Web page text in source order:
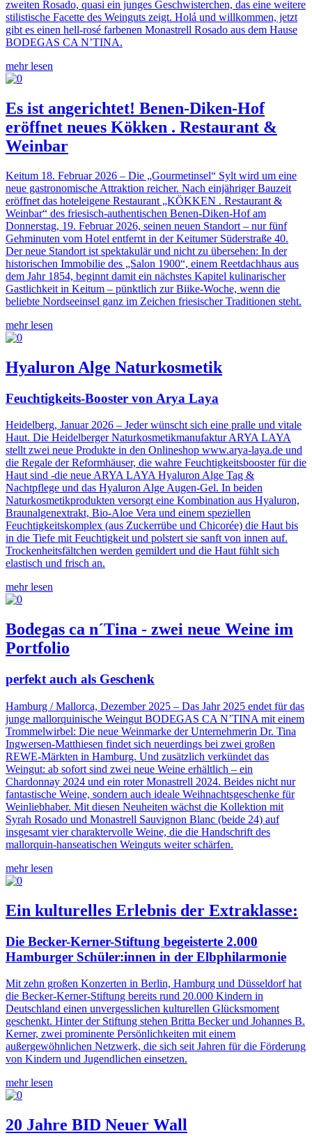
zweiten Rosado, quasi ein junges Geschwisterchen, das eine weitere
stilistische Facette des Weinguts zeigt. Holá und willkommen, jetzt
gibt es einen hell-rosé farbenen Monastrell Rosado aus dem Hause
BODEGAS CA N’TINA.
mehr lesen
Es ist angerichtet! Benen-Diken-Hof
eröffnet neues Kökken . Restaurant &
Weinbar
Keitum 18. Februar 2026 – Die „Gourmetinsel“ Sylt wird um eine
neue gastronomische Attraktion reicher. Nach einjähriger Bauzeit
eröffnet das hoteleigene Restaurant „KÖKKEN . Restaurant &
Weinbar“ des friesisch-authentischen Benen-Diken-Hof am
Donnerstag, 19. Februar 2026, seinen neuen Standort – nur fünf
Gehminuten vom Hotel entfernt in der Keitumer Süderstraße 40.
Der neue Standort ist spektakulär und nicht zu übersehen: In der
historischen Immobilie des „Salon 1900“, einem Reetdachhaus aus
dem Jahr 1854, beginnt damit ein nächstes Kapitel kulinarischer
Gastlichkeit in Keitum – pünktlich zur Biike-Woche, wenn die
beliebte Nordseeinsel ganz im Zeichen friesischer Traditionen steht.
mehr lesen
Hyaluron Alge Naturkosmetik
Feuchtigkeits-Booster von Arya Laya
Heidelberg, Januar 2026 – Jeder wünscht sich eine pralle und vitale
Haut. Die Heidelberger Naturkosmetikmanufaktur ARYA LAYA
stellt zwei neue Produkte in den Onlineshop www.arya-laya.de und
die Regale der Reformhäuser, die wahre Feuchtigkeitsbooster für die
Haut sind -die neue ARYA LAYA Hyaluron Alge Tag &
Nachtpflege und das Hyaluron Alge Augen-Gel. In beiden
Naturkosmetikprodukten versorgt eine Kombination aus Hyaluron,
Braunalgenextrakt, Bio-Aloe Vera und einem speziellen
Feuchtigkeitskomplex (aus Zuckerrübe und Chicorée) die Haut bis
in die Tiefe mit Feuchtigkeit und polstert sie sanft von innen auf.
Trockenheitsfältchen werden gemildert und die Haut fühlt sich
elastisch und frisch an.
mehr lesen
Bodegas ca n´Tina - zwei neue Weine im
Portfolio
perfekt auch als Geschenk
Hamburg / Mallorca, Dezember 2025 – Das Jahr 2025 endet für das
junge mallorquinische Weingut BODEGAS CA N’TINA mit einem
Trommelwirbel: Die neue Weinmarke der Unternehmerin Dr. Tina
Ingwersen-Matthiesen findet sich neuerdings bei zwei großen
REWE-Märkten in Hamburg. Und zusätzlich verkündet das
Weingut: ab sofort sind zwei neue Weine erhältlich – ein
Chardonnay 2024 und ein roter Monastrell 2024. Beides nicht nur
fantastische Weine, sondern auch ideale Weihnachtsgeschenke für
Weinliebhaber. Mit diesen Neuheiten wächst die Kollektion mit
Syrah Rosado und Monastrell Sauvignon Blanc (beide 24) auf
insgesamt vier charaktervolle Weine, die die Handschrift des
mallorquin-hanseatischen Weinguts weiter schärfen.
mehr lesen
Ein kulturelles Erlebnis der Extraklasse:
Die Becker-Kerner-Stiftung begeisterte 2.000
Hamburger Schüler:innen in der Elbphilarmonie
Mit zehn großen Konzerten in Berlin, Hamburg und Düsseldorf hat
die Becker-Kerner-Stiftung bereits rund 20.000 Kindern in
Deutschland einen unvergesslichen kulturellen Glücksmoment
geschenkt. Hinter der Stiftung stehen Britta Becker und Johannes B.
Kerner, zwei prominente Persönlichkeiten mit einem
außergewöhnlichen Netzwerk, die sich seit Jahren für die Förderung
von Kindern und Jugendlichen einsetzen.
mehr lesen
20 Jahre BID Neuer Wall